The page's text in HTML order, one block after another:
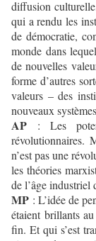
diffusion
qui a rendu les
de démocratie,
monde dans
de nouvelles
forme d’autres
valeurs – des
nouveaux
AP : Les
révolutionnaires.
n’est pas une
les théories
de l’âge industriel
MP : L’idée de
étaient brillants
fin. Et qui s’est